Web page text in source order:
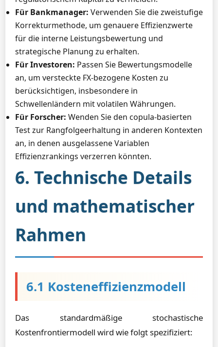
Für Bankmanager: Verwenden Sie die zweistufige
Korrekturmethode, um genauere Effizienzwerte
für die interne Leistungsbewertung und
strategische Planung zu erhalten.
Für Investoren: Passen Sie Bewertungsmodelle
an, um versteckte FX-bezogene Kosten zu
berücksichtigen, insbesondere in
Schwellenländern mit volatilen Währungen.
Für Forscher: Wenden Sie den copula-basierten
Test zur Rangfolgeerhaltung in anderen Kontexten
an, in denen ausgelassene Variablen
Effizienzrankings verzerren könnten.
6. Technische Details
und mathematischer
Rahmen
6.1 Kosteneffizienzmodell
Das standardmäßige stochastische
Kostenfrontiermodell wird wie folgt spezifiziert: